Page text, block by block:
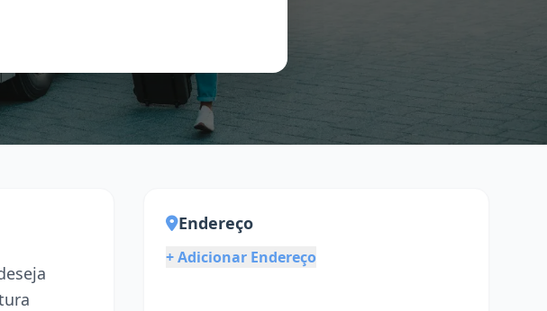
Endereço
+ Adicionar Endereço